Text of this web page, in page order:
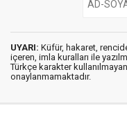
UYARI: Küfür, hakaret,
içeren, imla kuralları ile
Türkçe karakter
onaylanmamaktadır.